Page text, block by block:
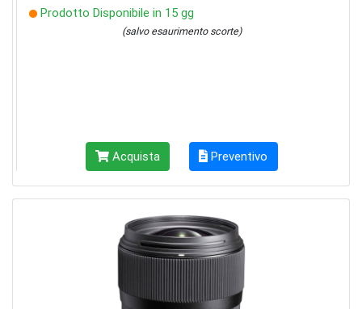
Prodotto Disponibile in 15 gg
(salvo esaurimento scorte)
Acquista Preventivo